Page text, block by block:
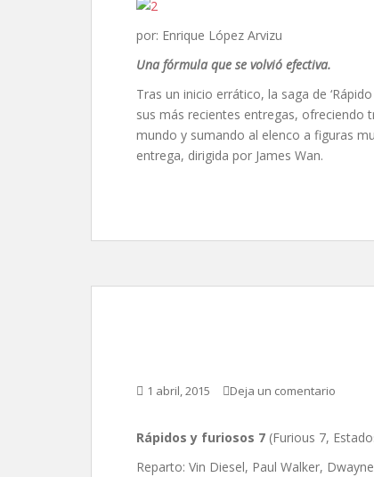
por: Enrique López Arvizu
Una fórmula que se volvió efectiva.
Tras un inicio errático, la saga de
sus más recientes entregas, ofreciendo
mundo y sumando al elenco a figuras
entrega, dirigida por James Wan.
1 abril, 2015 Deja un comentario
Rápidos y furiosos 7 (Furious 7,
Reparto: Vin Diesel, Paul Walker,